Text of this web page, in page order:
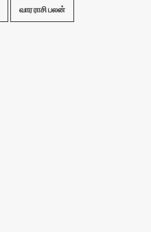
வார ராசி பலன்